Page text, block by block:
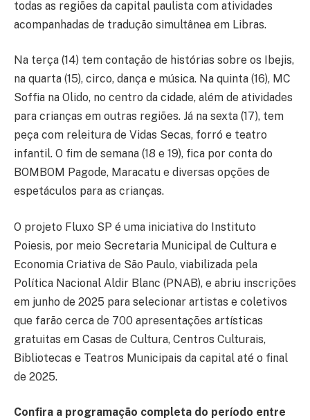
todas as regiões da capital paulista com atividades
acompanhadas de tradução simultânea em Libras.
Na terça (14) tem contação de histórias sobre os Ibejis,
na quarta (15), circo, dança e música. Na quinta (16), MC
Soffia na Olido, no centro da cidade, além de atividades
para crianças em outras regiões. Já na sexta (17), tem
peça com releitura de Vidas Secas, forró e teatro
infantil. O fim de semana (18 e 19), fica por conta do
BOMBOM Pagode, Maracatu e diversas opções de
espetáculos para as crianças.
O projeto Fluxo SP é uma iniciativa do Instituto
Poiesis, por meio Secretaria Municipal de Cultura e
Economia Criativa de São Paulo, viabilizada pela
Política Nacional Aldir Blanc (PNAB), e abriu inscrições
em junho de 2025 para selecionar artistas e coletivos
que farão cerca de 700 apresentações artísticas
gratuitas em Casas de Cultura, Centros Culturais,
Bibliotecas e Teatros Municipais da capital até o final
de 2025.
Confira a programação completa do período entre